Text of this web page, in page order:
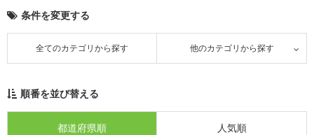
条件を変更する
全てのカテゴリから探す 他のカテゴリから探す
順番を並び替える
都道府県順 人気順